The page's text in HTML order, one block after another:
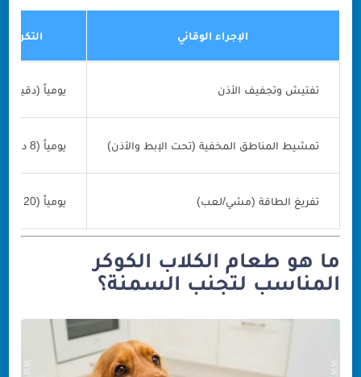
الإجراء الوقائي التكرار
تفتيش وتجفيف الأذن يومياً
تمشيط المناطق المخفية (تحت الإبط والأذن) يومياً (8 دقائق)
تفريغ الطاقة (مشي/لعب) يومياً (20 دقيقة)
ما هو طعام الكلاب الكوكر
المناسب لتجنب السمنة؟